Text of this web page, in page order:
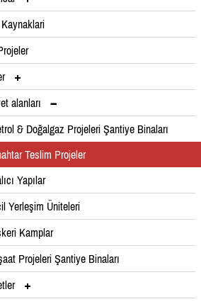
alanları
& Doğalgaz Projeleri Şantiye Binaları
Teslim Projeler
Yapılar
Yerleşim Üniteleri
Kamplar
Projeleri Şantiye Binaları